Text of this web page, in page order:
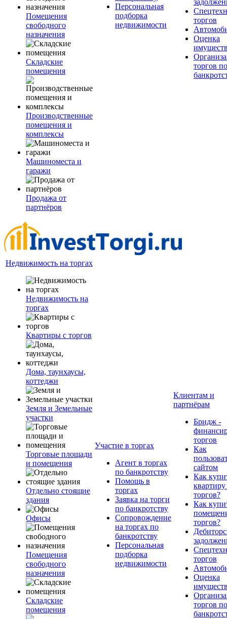
Помещения
свободного
назначения
Складские
помещения
Производственные
помещения и
комплексы
Машиноместа и
гаражи
Продажа от
партнёров
Персональная
подборка
недвижимости
торгов
Оценка
торгов по
Недвижимость на торгах
Недвижимость на
торгах
Квартиры с торгов
Дома, таунхаусы,
коттеджи
Земля и Земельные
участки
Торговые площади
и помещения
Отдельно стоящие
здания
Офисы
Помещения
свободного
назначения
Складские
помещения
Участие в торгах
Агент в торгах
по банкротству
Помощь в
торгах
Заявка на торги
по банкротству
Сопровождение
на торгах по
банкротству
Персональная
подборка
недвижимости
Клиентам и
партнёрам
Бридж -
торгов
Как
сайтом
Как
квартиру
торгов?
Как
торгов?
торгов
Оценка
торгов по